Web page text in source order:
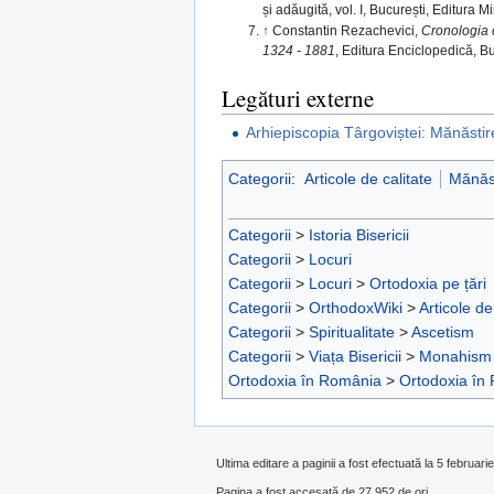
și adăugită, vol. I, București, Editura
↑ Constantin Rezachevici,Cronologia
1324 - 1881
, Editura Enciclopedică,
Legături externe
Arhiepiscopia Târgoviștei:
Categorii: Articole de calitate
Categorii > Istoria Bisericii
Categorii > Locuri
Categorii > Locuri > Ortodoxia pe țări
Categorii > OrthodoxWiki >Articole
Categorii > Spiritualitate >Ascetism
Categorii > Viața Bisericii > Monahism
Ortodoxia în România > Ortodoxia în
Ultima editare a paginii a fost efectuată la 5